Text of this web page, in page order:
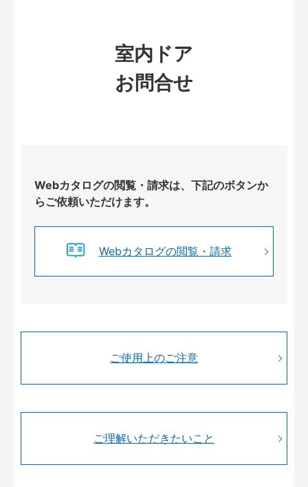
室内ドア
お問合せ
Webカタログの閲覧・請求は、下記のボタンか
らご依頼いただけます。
Webカタログの閲覧・請求
ご使用上のご注意
ご理解いただきたいこと